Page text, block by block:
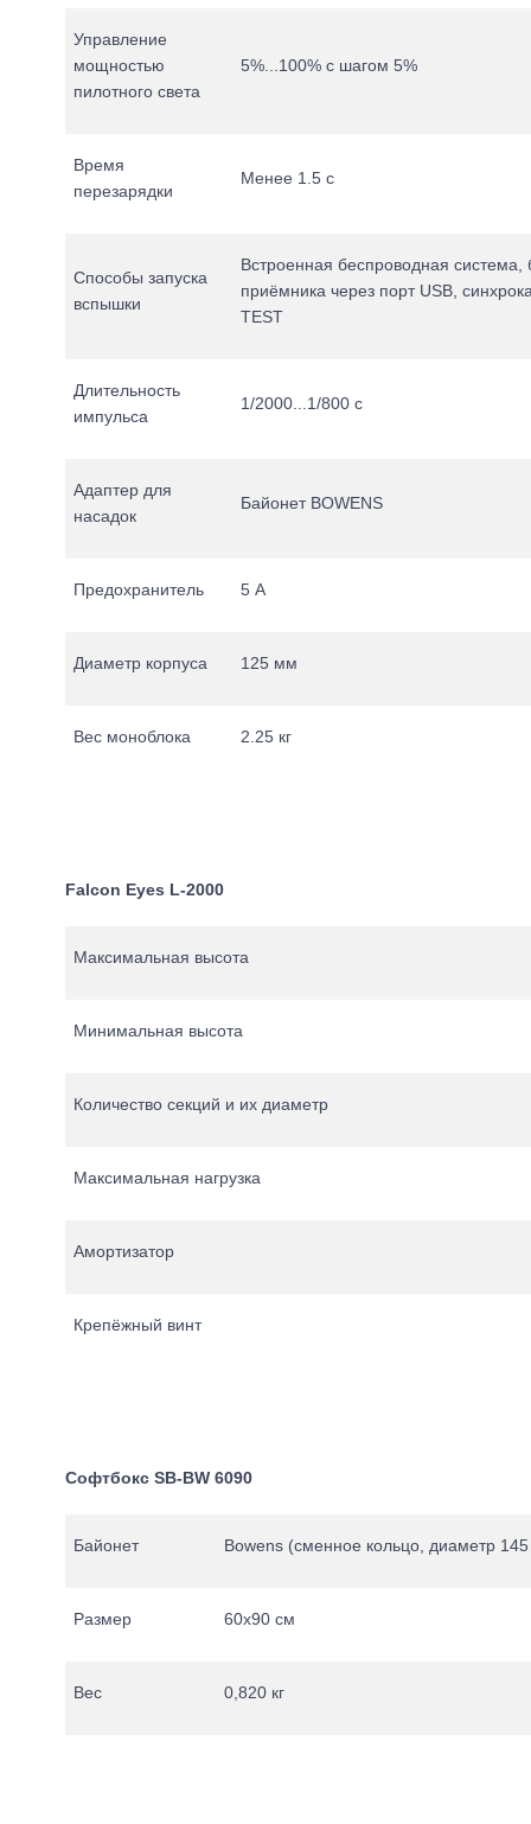
Управление
мощностью
пилотного света
5%...100% с шагом 5%
Время
перезарядки
Менее 1.5 с
Способы запуска
вспышки
Встроенная беспроводная
приёмника через порт USB,
TEST
Длительность
импульса
1/2000...1/800 c
Адаптер для
насадок
Байонет BOWENS
Предохранитель 5 А
Диаметр корпуса 125 мм
Вес моноблока 2.25 кг
Falcon Eyes L-2000
Максимальная высота
Минимальная высота
Количество секций и их диаметр
Максимальная нагрузка
Амортизатор
Крепёжный винт
Софтбокс SB-BW 6090
Байонет Bowens (сменное кольцо, диаметр
Размер 60х90 см
Вес 0,820 кг